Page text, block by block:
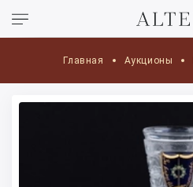
Главная Аукционы